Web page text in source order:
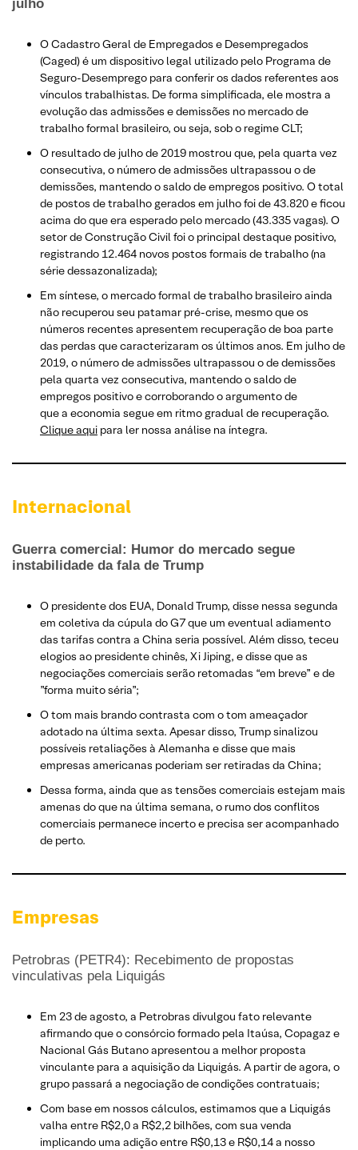
julho
O Cadastro Geral de Empregados e Desempregados
(Caged) é um dispositivo legal utilizado pelo Programa de
Seguro-Desemprego para conferir os dados referentes aos
vínculos trabalhistas. De forma simplificada, ele mostra a
evolução das admissões e demissões no mercado de
trabalho formal brasileiro, ou seja, sob o regime CLT;
O resultado de julho de 2019 mostrou que, pela quarta vez
consecutiva, o número de admissões ultrapassou o de
demissões, mantendo o saldo de empregos positivo. O total
de postos de trabalho gerados em julho foi de 43.820 e ficou
acima do que era esperado pelo mercado (43.335 vagas). O
setor de Construção Civil foi o principal destaque positivo,
registrando 12.464 novos postos formais de trabalho (na
série dessazonalizada);
Em síntese, o mercado formal de trabalho brasileiro ainda
não recuperou seu patamar pré-crise, mesmo que os
números recentes apresentem recuperação de boa parte
das perdas que caracterizaram os últimos anos. Em julho de
2019, o número de admissões ultrapassou o de demissões
pela quarta vez consecutiva, mantendo o saldo de
empregos positivo e corroborando o argumento de
que a economia segue em ritmo gradual de recuperação.
Clique aqui para ler nossa análise na íntegra.
Internacional
Guerra comercial: Humor do mercado segue
instabilidade da fala de Trump
O presidente dos EUA, Donald Trump, disse nessa segunda
em coletiva da cúpula do G7 que um eventual adiamento
das tarifas contra a China seria possível. Além disso, teceu
elogios ao presidente chinês, Xi Jiping, e disse que as
negociações comerciais serão retomadas “em breve” e de
”forma muito séria”;
O tom mais brando contrasta com o tom ameaçador
adotado na última sexta. Apesar disso, Trump sinalizou
possíveis retaliações à Alemanha e disse que mais
empresas americanas poderiam ser retiradas da China;
Dessa forma, ainda que as tensões comerciais estejam mais
amenas do que na última semana, o rumo dos conflitos
comerciais permanece incerto e precisa ser acompanhado
de perto.
Empresas
Petrobras (PETR4): Recebimento de propostas
vinculativas pela Liquigás
Em 23 de agosto, a Petrobras divulgou fato relevante
afirmando que o consórcio formado pela Itaúsa, Copagaz e
Nacional Gás Butano apresentou a melhor proposta
vinculante para a aquisição da Liquigás. A partir de agora, o
grupo passará a negociação de condições contratuais;
Com base em nossos cálculos, estimamos que a Liquigás
valha entre R$2,0 a R$2,2 bilhões, com sua venda
implicando uma adição entre R$0,13 e R$0,14 a nosso